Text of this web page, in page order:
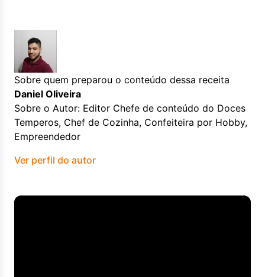
Sobre quem preparou o conteúdo dessa receita
Daniel Oliveira
Sobre o Autor: Editor Chefe de conteúdo do Doces
Temperos, Chef de Cozinha, Confeiteira por Hobby,
Empreendedor
Ver perfil do autor